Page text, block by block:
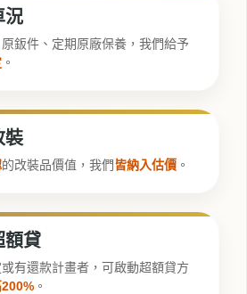
況
鈑件、定期原廠保養，我們給予
。
裝
的改裝品價值，我們皆納入估價 。
額貸
有還款計畫者，可啟動超額貸方
。